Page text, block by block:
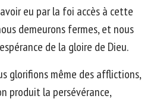
eu par la foi accès à cette
demeurons fermes, et nous
de la gloire de Dieu.
glorifions même des afflictions,
produit la persévérance,